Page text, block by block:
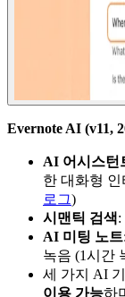
Evernote AI (v11,
AI 어시스턴
한 대화형
로그)
시맨틱 검색:
AI 미팅 노트
녹음 (1시간
세 가지 AI
이용 가능하